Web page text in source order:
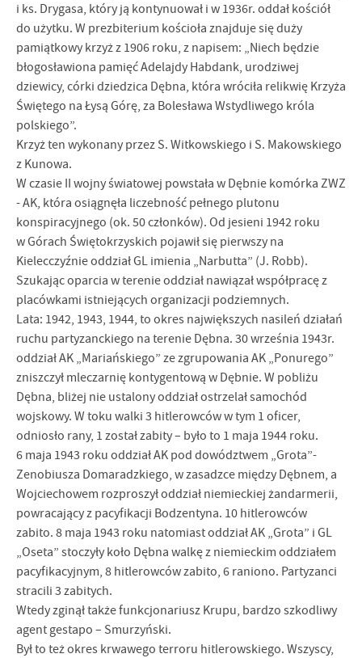
i ks. Drygasa, który ją kontynuował i w 1936r. oddał kościół
do użytku. W prezbiterium kościoła znajduje się duży
pamiątkowy krzyż z 1906 roku, z napisem: „Niech będzie
błogosławiona pamięć Adelajdy Habdank, urodziwej
dziewicy, córki dziedzica Dębna, która wróciła relikwię Krzyża
Świętego na Łysą Górę, za Bolesława Wstydliwego króla
polskiego”.
Krzyż ten wykonany przez S. Witkowskiego i S. Makowskiego
z Kunowa.
W czasie II wojny światowej powstała w Dębnie komórka ZWZ
- AK, która osiągnęła liczebność pełnego plutonu
konspiracyjnego (ok. 50 członków). Od jesieni 1942 roku
w Górach Świętokrzyskich pojawił się pierwszy na
Kielecczyźnie oddział GL imienia „Narbutta” (J. Robb).
Szukając oparcia w terenie oddział nawiązał współpracę z
placówkami istniejących organizacji podziemnych.
Lata: 1942, 1943, 1944, to okres największych nasileń działań
ruchu partyzanckiego na terenie Dębna. 30 września 1943r.
oddział AK „Mariańskiego” ze zgrupowania AK „Ponurego”
zniszczył mleczarnię kontygentową w Dębnie. W pobliżu
Dębna, bliżej nie ustalony oddział ostrzelał samochód
wojskowy. W toku walki 3 hitlerowców w tym 1 oficer,
odniosło rany, 1 został zabity – było to 1 maja 1944 roku.
6 maja 1943 roku oddział AK pod dowództwem „Grota”-
Zenobiusza Domaradzkiego, w zasadzce między Dębnem, a
Wojciechowem rozproszył oddział niemieckiej żandarmerii,
powracający z pacyfikacji Bodzentyna. 10 hitlerowców
zabito. 8 maja 1943 roku natomiast oddział AK „Grota” i GL
„Oseta” stoczyły koło Dębna walkę z niemieckim oddziałem
pacyfikacyjnym, 8 hitlerowców zabito, 6 raniono. Partyzanci
stracili 3 zabitych.
Wtedy zginął także funkcjonariusz Krupu, bardzo szkodliwy
agent gestapo – Smurzyński.
Był to też okres krwawego terroru hitlerowskiego. Wszyscy,